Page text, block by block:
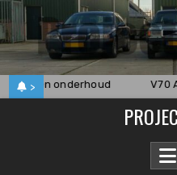
Skip
to
content
>en onderhoud V70